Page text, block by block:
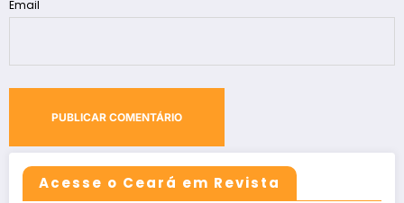
Email
Acesse o Ceará em Revista